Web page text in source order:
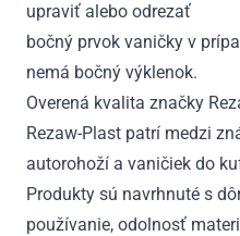
upraviť alebo odrezať
bočný prvok vaničky v
nemá bočný výklenok.
Overená kvalita značky
Rezaw-Plast patrí medzi
autorohoží a vaničiek do
Produkty sú navrhnuté s
používanie, odolnosť